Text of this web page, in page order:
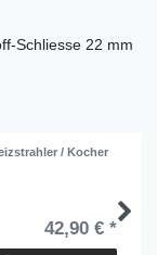
Schliesse 22 mm
/ Kocher
42,90 € *